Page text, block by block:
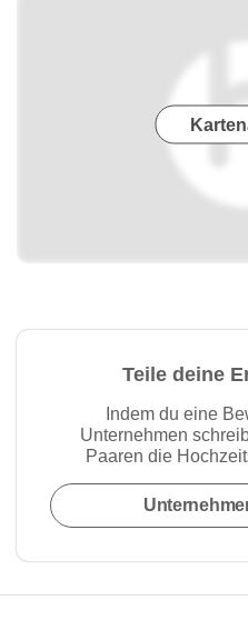
Teile deine
Indem du eine
Unternehmen
Paaren die